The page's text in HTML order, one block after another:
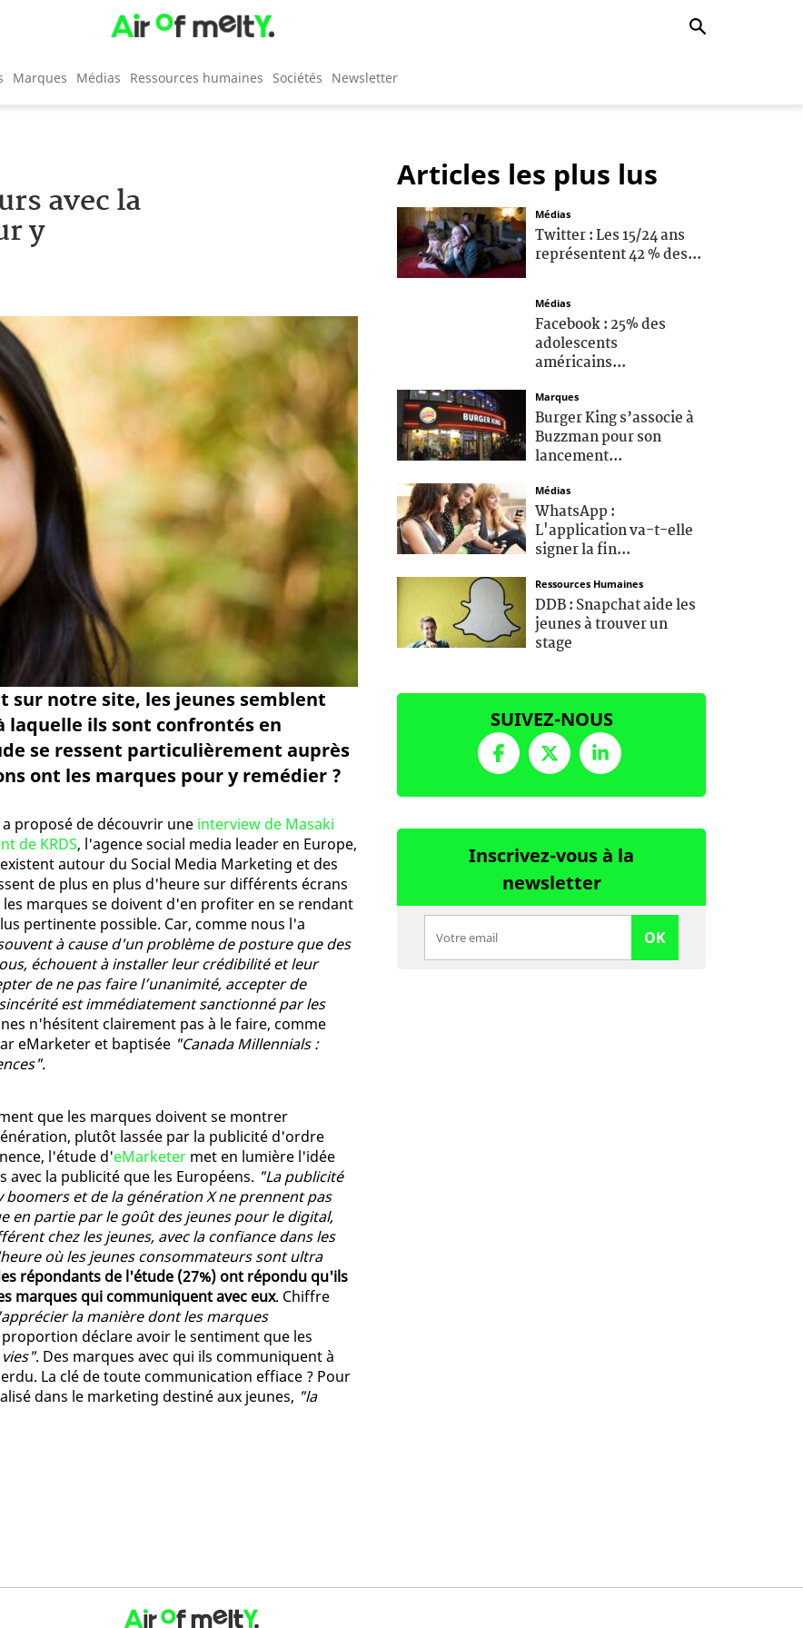
Marques Médias Ressources humaines Sociétés Newsletter
avec la
y
sur notre site, les jeunes semblent
laquelle ils sont confrontés en
se ressent particulièrement auprès
ont les marques pour y remédier ?
proposé de découvrir une interview de Masaki
de KRDS, l'agence social media leader en Europe,
autour du Social Media Marketing et des
de plus en plus d'heure sur différents écrans
marques se doivent d'en profiter en se rendant
pertinente possible. Car, comme nous l'a
à cause d'un problème de posture que des
échouent à installer leur crédibilité et leur
de ne pas faire l’unanimité, accepter de
est immédiatement sanctionné par les
n'hésitent clairement pas à le faire, comme
eMarketer et baptisée "Canada Millennials :
.
que les marques doivent se montrer
plutôt lassée par la publicité d'ordre
l'étude d'eMarketer met en lumière l'idée
avec la publicité que les Européens. "La publicité
et de la génération X ne prennent pas
en partie par le goût des jeunes pour le digital,
chez les jeunes, avec la confiance dans les
où les jeunes consommateurs sont ultra
répondants de l'étude (27%) ont répondu qu'ils
marques qui communiquent avec eux. Chiffre
la manière dont les marques
déclare avoir le sentiment que les
. Des marques avec qui ils communiquent à
La clé de toute communication effiace ? Pour
dans le marketing destiné aux jeunes, "la
Articles les plus lus
Médias
Twitter : Les 15/24 ans
représentent 42 % des...
Médias
Facebook : 25% des
adolescents
américains...
Marques
Burger King s’associe à
Buzzman pour son
lancement...
Médias
WhatsApp :
L'application va-t-elle
signer la fin...
Ressources Humaines
DDB : Snapchat aide les
jeunes à trouver un
stage
SUIVEZ-NOUS
Inscrivez-vous à la
newsletter
OK